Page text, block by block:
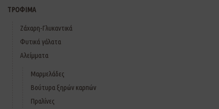
ΤΡΟΦΙΜΑ
Ζάχαρη-Γλυκαντικά
Φυτικά γάλατα
Αλείμματα
Μαρμελάδες
Βούτυρα ξηρών καρπών
Πραλίνες